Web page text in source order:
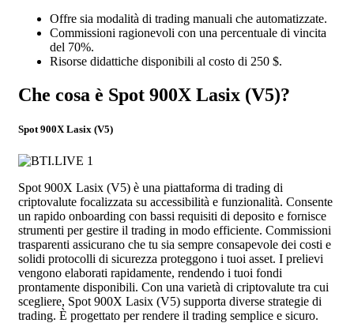
Offre sia modalità di trading manuali che automatizzate.
Commissioni ragionevoli con una percentuale di vincita
del 70%.
Risorse didattiche disponibili al costo di 250 $.
Che cosa è Spot 900X Lasix (V5)?
Spot 900X Lasix (V5)
Spot 900X Lasix (V5) è una piattaforma di trading di
criptovalute focalizzata su accessibilità e funzionalità. Consente
un rapido onboarding con bassi requisiti di deposito e fornisce
strumenti per gestire il trading in modo efficiente. Commissioni
trasparenti assicurano che tu sia sempre consapevole dei costi e
solidi protocolli di sicurezza proteggono i tuoi asset. I prelievi
vengono elaborati rapidamente, rendendo i tuoi fondi
prontamente disponibili. Con una varietà di criptovalute tra cui
scegliere, Spot 900X Lasix (V5) supporta diverse strategie di
trading. È progettato per rendere il trading semplice e sicuro.